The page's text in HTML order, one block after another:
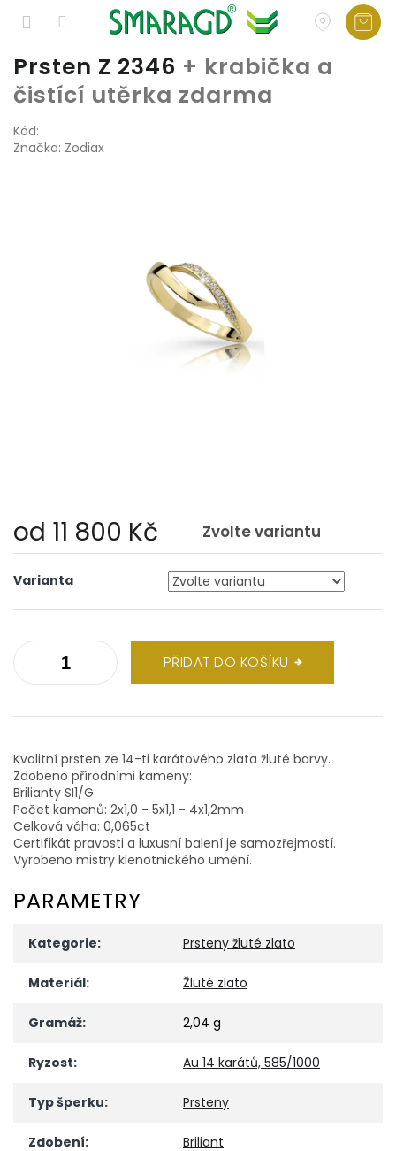
Přejít
obsah
Prsten Z 2346 + krabička a
čistící utěrka zdarma
Kód:
Značka: Zodiax
od 11 800 Kč Zvolte variantu
cena:
Varianta
PŘIDAT DO KOŠÍKU
Kvalitní prsten ze 14-ti karátového zlata žluté barvy.
Zdobeno přírodními kameny:
Brilianty SI1/G
Počet kamenů: 2x1,0 - 5x1,1 - 4x1,2mm
Celková váha: 0,065ct
Certifikát pravosti a luxusní balení je samozřejmostí.
Vyrobeno mistry klenotnického umění.
PARAMETRY
Kategorie: Prsteny žluté zlato
Materiál: Žluté zlato
Gramáž: 2,04 g
Ryzost: Au 14 karátů, 585/1000
Typ šperku: Prsteny
Zdobení: Briliant